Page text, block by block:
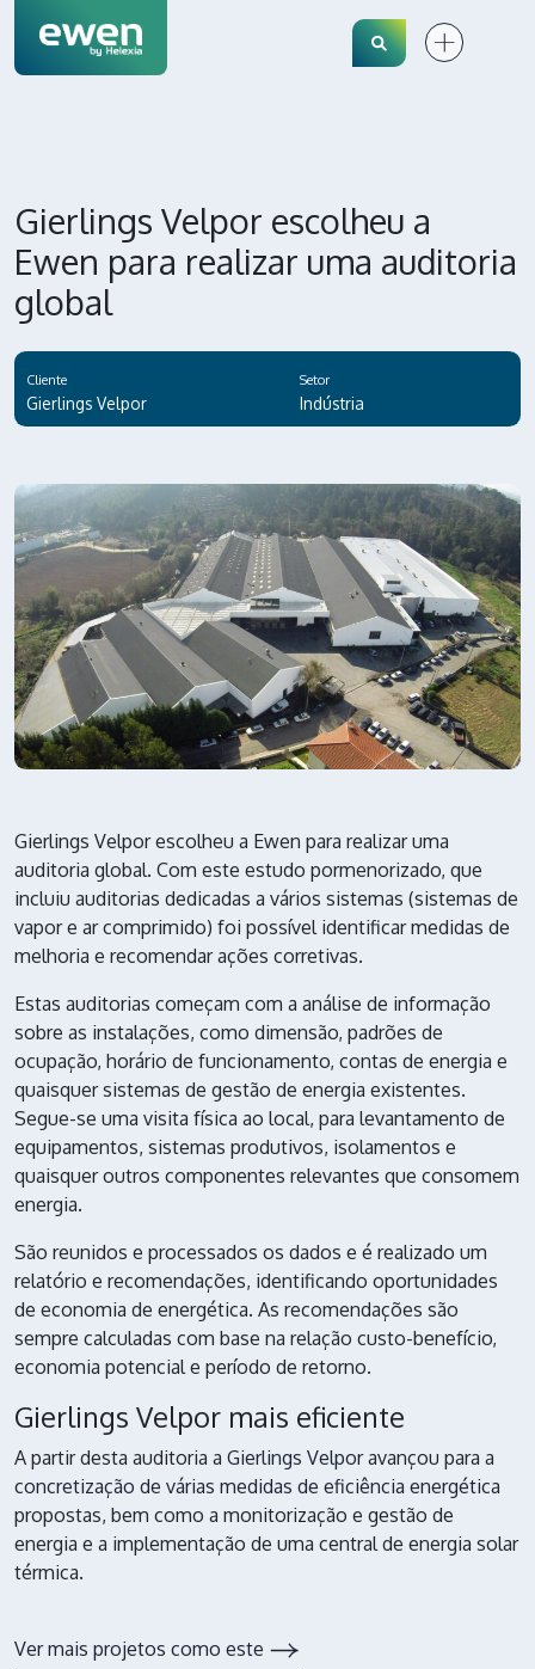
Search
Gierlings Velpor escolheu a
Ewen para realizar uma auditoria
global
Cliente
Gierlings Velpor
Setor
Indústria
Gierlings Velpor escolheu a Ewen para realizar uma
auditoria global. Com este estudo pormenorizado, que
incluiu auditorias dedicadas a vários sistemas (sistemas de
vapor e ar comprimido) foi possível identificar medidas de
melhoria e recomendar ações corretivas.
Estas auditorias começam com a análise de informação
sobre as instalações, como dimensão, padrões de
ocupação, horário de funcionamento, contas de energia e
quaisquer sistemas de gestão de energia existentes.
Segue-se uma visita física ao local, para levantamento de
equipamentos, sistemas produtivos, isolamentos e
quaisquer outros componentes relevantes que consomem
energia.
São reunidos e processados os dados e é realizado um
relatório e recomendações, identificando oportunidades
de economia de energética. As recomendações são
sempre calculadas com base na relação custo-benefício,
economia potencial e período de retorno.
Gierlings Velpor mais eficiente
A partir desta auditoria a Gierlings Velporavançou para a
concretização de várias medidas de eficiência energética
propostas, bem como a monitorização e gestão de
energia e a implementação de uma central de energia solar
térmica.
Ver mais projetos como este